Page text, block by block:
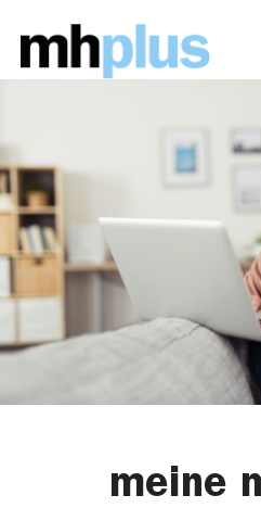
meine